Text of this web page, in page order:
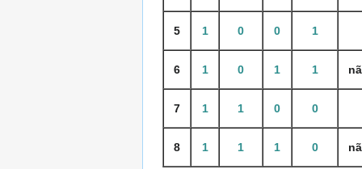
5 1 0 0 1
6 1 0 1 1
7 1 1 0 0
8 1 1 1 0